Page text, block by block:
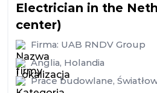
Electrician in the
center)
Firma: UAB RNDV Group
Anglia, Holandia
Prace budowlane,